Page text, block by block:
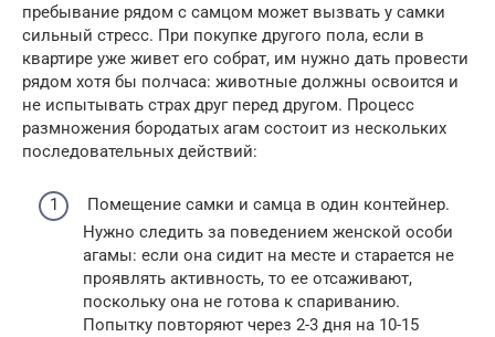
пребывание рядом с самцом может вызвать у самки
сильный стресс. При покупке другого пола, если в
квартире уже живет его собрат, им нужно дать провести
рядом хотя бы полчаса: животные должны освоится и
не испытывать страх друг перед другом. Процесс
размножения бородатых агам состоит из нескольких
последовательных действий:
Помещение самки и самца в один контейнер.
Нужно следить за поведением женской особи
агамы: если она сидит на месте и старается не
проявлять активность, то ее отсаживают,
поскольку она не готова к спариванию.
Попытку повторяют через 2-3 дня на 10-15